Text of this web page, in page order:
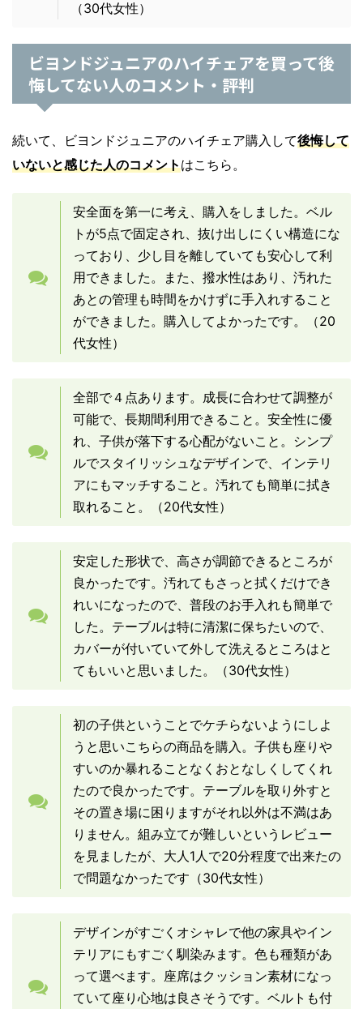
（30代女性）
ビヨンドジュニアのハイチェアを買って後
悔してない人のコメント・評判
続いて、ビヨンドジュニアのハイチェア購入して後悔して
いないと感じた人のコメントはこちら。
安全面を第一に考え、購入をしました。ベル
トが5点で固定され、抜け出しにくい構造にな
っており、少し目を離していても安心して利
用できました。また、撥水性はあり、汚れた
あとの管理も時間をかけずに手入れすること
ができました。購入してよかったです。（20
代女性）
全部で４点あります。成長に合わせて調整が
可能で、長期間利用できること。安全性に優
れ、子供が落下する心配がないこと。シンプ
ルでスタイリッシュなデザインで、インテリ
アにもマッチすること。汚れても簡単に拭き
取れること。（20代女性）
安定した形状で、高さが調節できるところが
良かったです。汚れてもさっと拭くだけでき
れいになったので、普段のお手入れも簡単で
した。テーブルは特に清潔に保ちたいので、
カバーが付いていて外して洗えるところはと
てもいいと思いました。（30代女性）
初の子供ということでケチらないようにしよ
うと思いこちらの商品を購入。子供も座りや
すいのか暴れることなくおとなしくしてくれ
たので良かったです。テーブルを取り外すと
その置き場に困りますがそれ以外は不満はあ
りません。組み立てが難しいというレビュー
を見ましたが、大人1人で20分程度で出来たの
で問題なかったです（30代女性）
デザインがすごくオシャレで他の家具やイン
テリアにもすごく馴染みます。色も種類があ
って選べます。座席はクッション素材になっ
ていて座り心地は良さそうです。ベルトも付